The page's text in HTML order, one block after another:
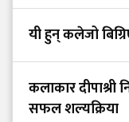
यी हुन् कलेजो
कलाकार दीपाश्री
सफल शल्यक्रिया